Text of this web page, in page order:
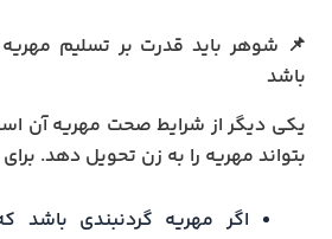
📌 شوهر باید قدرت بر تسلیم مهریه
باشد
یکی دیگر از شرایط صحت مهریه آن
بتواند مهریه را به زن تحویل دهد.
اگر مهریه گردنبندی باشد